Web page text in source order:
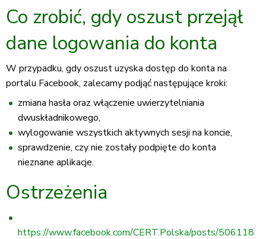
Co zrobić, gdy oszust przejął
dane logowania do konta
W przypadku, gdy oszust uzyska dostęp do konta na
portalu Facebook, zalecamy podjąć następujące kroki:
zmiana hasła oraz włączenie uwierzytelniania
dwuskładnikowego,
wylogowanie wszystkich aktywnych sesji na koncie,
sprawdzenie, czy nie zostały podpięte do konta
nieznane aplikacje.
Ostrzeżenia
https://www.facebook.com/CERT.Polska/posts/506118